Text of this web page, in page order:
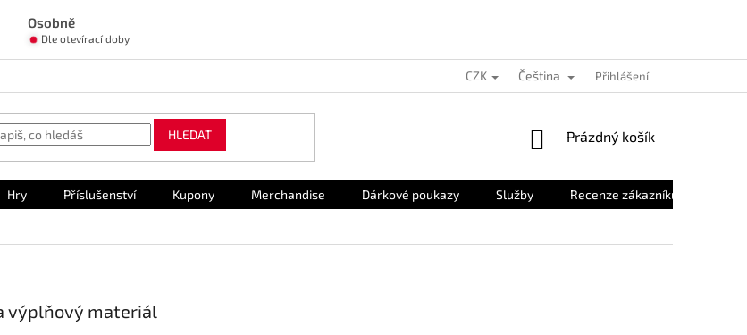
Osobně
Dle otevírací doby
CZK Čeština Přihlášení
HLEDAT
NÁKUPNÍ
Prázdný košík
Hry Příslušenství Kupony Merchandise Dárkové poukazy Služby Recenze zákazníků
výplňový materiál